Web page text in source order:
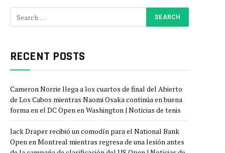
RECENT POSTS
Cameron Norrie llega a los cuartos de final del Abierto
de Los Cabos mientras Naomi Osaka continúa en buena
forma en el DC Open en Washington | Noticias de tenis
Jack Draper recibió un comodín para el National Bank
Open en Montreal mientras regresa de una lesión antes